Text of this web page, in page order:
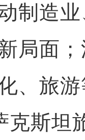
制造
局面
、旅
克斯坦